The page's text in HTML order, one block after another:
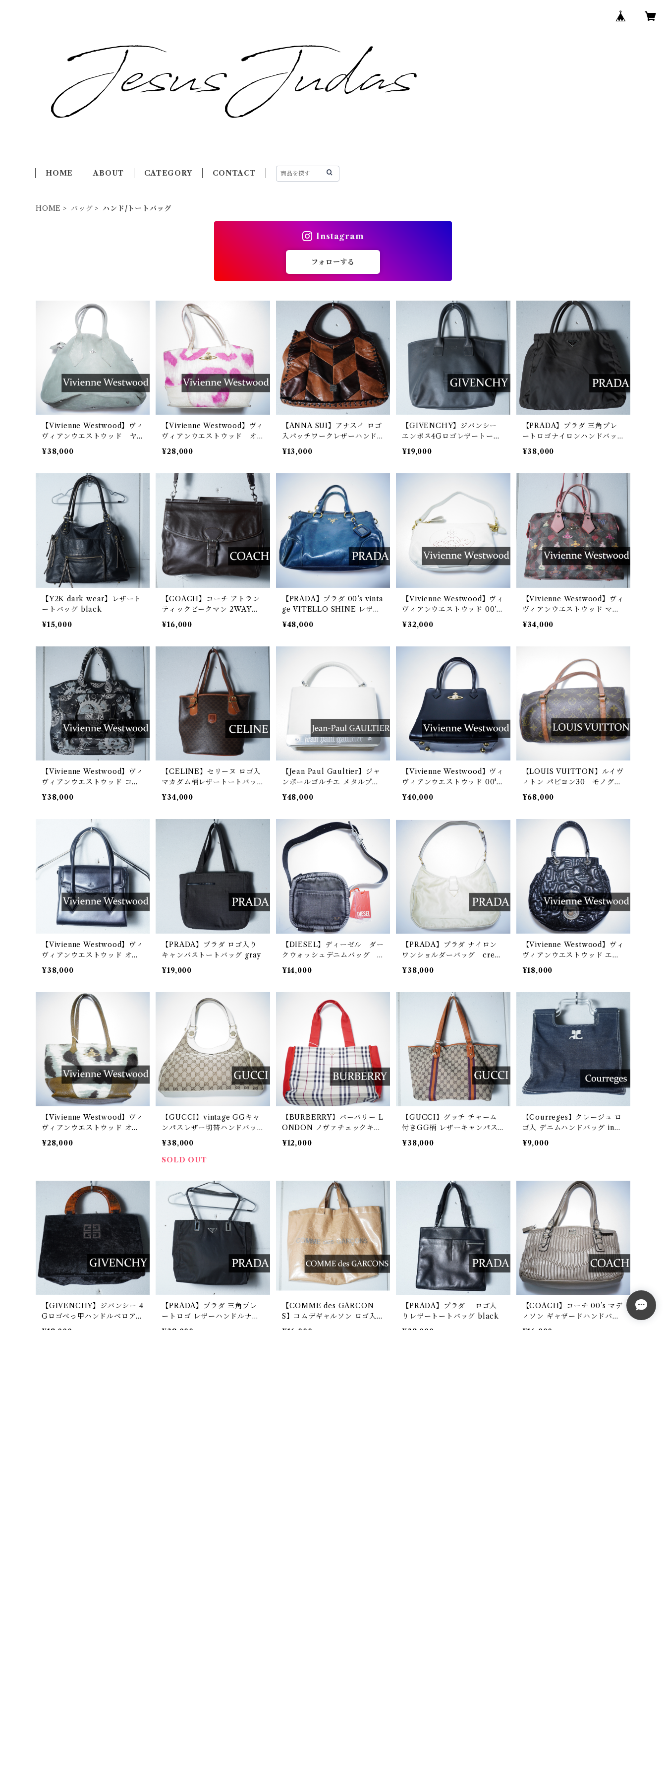
HOME ABOUT CATEGORY CONTACT
HOME バッグ ハンド/トートバッグ
Instagram
フォローする
【Vivienne Westwood】ヴィ
ヴィアンウエストウッド ヤ
スミン オーブモチーフスエ
ードハンドバッグ khaki
¥38,000
【Vivienne Westwood】ヴィ
ヴィアンウエストウッド オ
ーブモチーフハラコレザーバ
ッグ pink
¥28,000
【ANNA SUI】アナスイ ロゴ
入パッチワークレザーハンド
バッグ brown
¥13,000
【GIVENCHY】ジバンシー
エンボス4Gロゴレザートート
バッグ gray
¥19,000
【PRADA】プラダ 三角プレ
ートロゴナイロンハンドバッ
グ khaki
¥38,000
【Y2K dark wear】レザート
ートバッグ black
¥15,000
【COACH】コーチ アトラン
ティックビークマン 2WAYレ
ザーショルダーバッグ brown
¥16,000
【PRADA】プラダ 00’s vinta
ge VITELLO SHINE レザー
ハンドバッグ dark green
¥48,000
【Vivienne Westwood】ヴィ
ヴィアンウエストウッド 00’s
vintage パンチングオーブレ
ザー2WAYバッグ white
¥32,000
【Vivienne Westwood】ヴィ
ヴィアンウエストウッド マル
チロゴ総柄 2WAYハンドショ
ルダーバッグ
¥34,000
【Vivienne Westwood】ヴィ
ヴィアンウエストウッド コズ
ミック柄トートバッグ black
&white
¥38,000
【CELINE】セリーヌ ロゴ入
マカダム柄レザートートバッ
グ brown
¥34,000
【Jean Paul Gaultier】ジャ
ンポールゴルチエ メタルプレ
ートスクエア2WAYレザーバ
ッグ cream
¥48,000
【Vivienne Westwood】ヴィ
ヴィアンウエストウッド 00's
オーブモチーフスムースレザ
ーハンドバッグ
¥40,000
【LOUIS VUITTON】ルイヴ
ィトン パピヨン30 モノグラ
ムハンドバッグ
¥68,000
【Vivienne Westwood】ヴィ
ヴィアンウエストウッド オー
ップレザーハンドバッグ blac
¥38,000
【PRADA】プラダ ロゴ入り
キャンバストートバッグ gray
¥19,000
【DIESEL】ディーゼル ダー
クウォッシュデニムバッグ b
lack
¥14,000
【PRADA】プラダ ナイロン
ワンショルダーバッグ crea
¥38,000
【Vivienne Westwood】ヴィ
ヴィアンウエストウッド エン
ボスオーブデザイン2WAYバ
ッグ black
¥18,000
【Vivienne Westwood】ヴィ
ヴィアンウエストウッド オー
ブモチーフレザー切替ハラコ
ンドバッグ
¥28,000
【GUCCI】vintage GGキャ
ンパスレザー切替ハンドバッ
グ
¥38,000
SOLD OUT
【BURBERRY】バーバリー L
ONDON ノヴァチェックキャ
ンパストートバッグ beige
＆red
¥12,000
【GUCCI】グッチ チャーム
付きGG柄 レザーキャンパス
トートバッグ beige& brown
¥38,000
【Courreges】クレージュ ロ
ゴ入 デニムハンドバッグ indi
go
¥9,000
【GIVENCHY】ジバンシー 4
Gロゴべっ甲ハンドルベロアハ
ンドバッグ black
¥18,000
【PRADA】プラダ 三角プレ
ートロゴ レザーハンドルナイ
ロントートバッグ black
¥38,000
【COMME des GARCON
S】コムデギャルソン ロゴ入り
PVCペーパートートバッグ b
¥16,000
【PRADA】プラダ ロゴ入
りレザートートバッグ black
¥38,000
【COACH】コーチ 00’s マデ
ィソン ギャザードハンドバッ
グ metalic
¥16,000